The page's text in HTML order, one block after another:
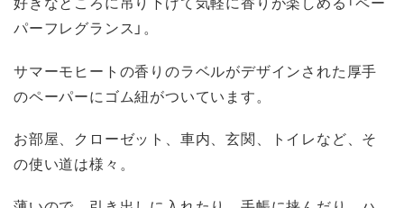
パーフレグランス」。
サマーモヒートの香りのラベルがデザインされた厚手
のペーパーにゴム紐がついています。
お部屋、クローゼット、車内、玄関、トイレなど、そ
の使い道は様々。